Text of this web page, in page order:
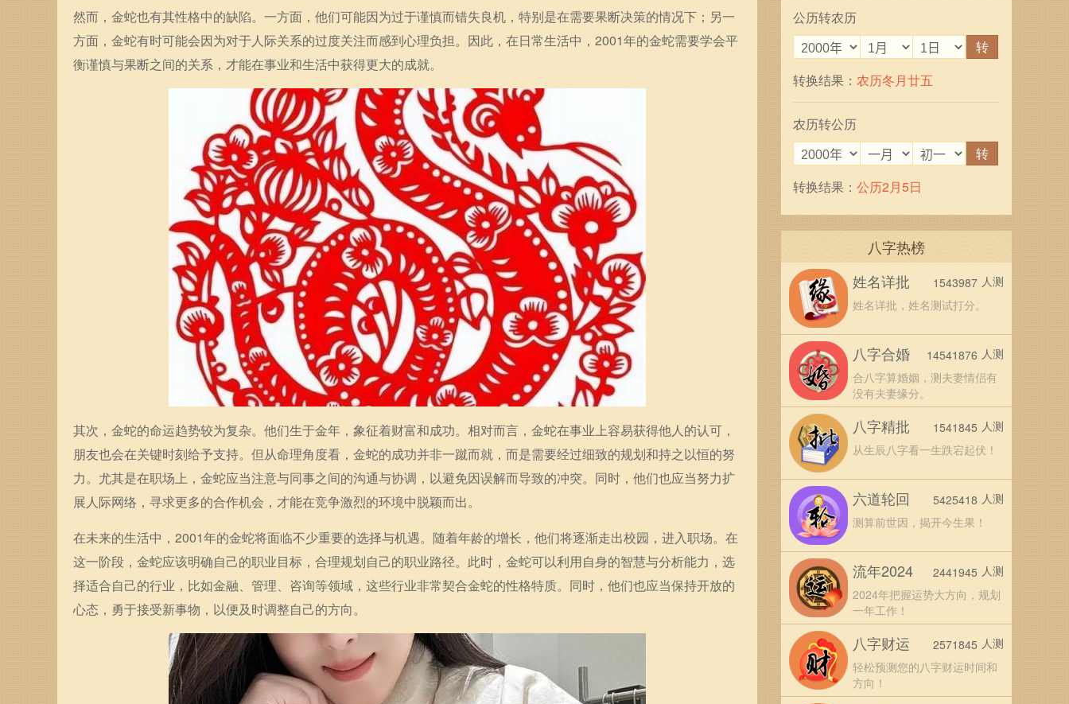
然而，金蛇也有其性格中的缺陷。一方面，他们可能因为过于谨慎而错失良机，特别是在需要果断决策的情况下；另一
方面，金蛇有时可能会因为对于人际关系的过度关注而感到心理负担。因此，在日常生活中，2001年的金蛇需要学会平
衡谨慎与果断之间的关系，才能在事业和生活中获得更大的成就。
其次，金蛇的命运趋势较为复杂。他们生于金年，象征着财富和成功。相对而言，金蛇在事业上容易获得他人的认可，
朋友也会在关键时刻给予支持。但从命理角度看，金蛇的成功并非一蹴而就，而是需要经过细致的规划和持之以恒的努
力。尤其是在职场上，金蛇应当注意与同事之间的沟通与协调，以避免因误解而导致的冲突。同时，他们也应当努力扩
展人际网络，寻求更多的合作机会，才能在竞争激烈的环境中脱颖而出。
在未来的生活中，2001年的金蛇将面临不少重要的选择与机遇。随着年龄的增长，他们将逐渐走出校园，进入职场。在
这一阶段，金蛇应该明确自己的职业目标，合理规划自己的职业路径。此时，金蛇可以利用自身的智慧与分析能力，选
择适合自己的行业，比如金融、管理、咨询等领域，这些行业非常契合金蛇的性格特质。同时，他们也应当保持开放的
心态，勇于接受新事物，以便及时调整自己的方向。
公历转农历
转
转换结果： 农历冬月廿五
农历转公历
转
转换结果： 公历2月5日
八字热榜
姓名详批
姓名详批，姓名测试打分。
1543987 人测
八字合婚
合八字算婚姻，测夫妻情侣有
没有夫妻缘分。
14541876 人测
八字精批
从生辰八字看一生跌宕起伏！
1541845 人测
六道轮回
测算前世因，揭开今生果！
5425418 人测
流年2024
2024年把握运势大方向，规划
一年工作！
2441945 人测
八字财运
轻松预测您的八字财运时间和
方向！
2571845 人测